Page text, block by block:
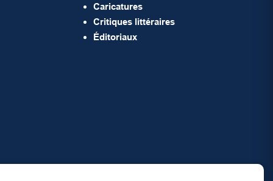
Caricatures
Critiques littéraires
Éditoriaux